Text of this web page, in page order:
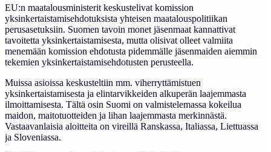
EU:n maatalousministerit keskustelivat komission
yksinkertaistamisehdotuksista yhteisen maatalouspolitiikan
perusasetuksiin. Suomen tavoin monet jäsenmaat kannattivat
tavoitetta yksinkertaistamisesta, mutta olisivat olleet valmiita
menemään komission ehdotusta pidemmälle jäsenmaiden aiemmin
tekemien yksinkertaistamisehdotusten perusteella.
Muissa asioissa keskusteltiin mm. viherryttämistuen
yksinkertaistamisesta ja elintarvikkeiden alkuperän laajemmasta
ilmoittamisesta. Tältä osin Suomi on valmistelemassa kokeilua
maidon, maitotuotteiden ja lihan laajemmasta merkinnästä.
Vastaavanlaisia aloitteita on vireillä Ranskassa, Italiassa, Liettuassa
ja Sloveniassa.